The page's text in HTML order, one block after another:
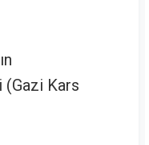
(Gazi Kars